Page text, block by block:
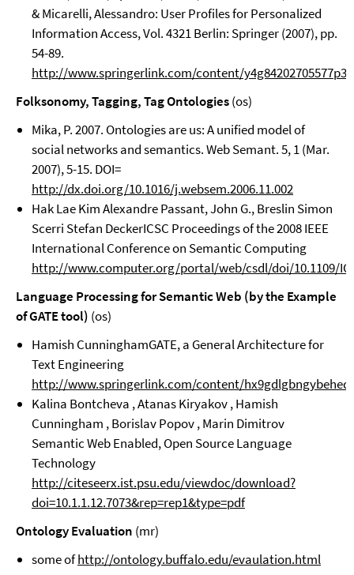
& Micarelli, Alessandro: User Profiles for Personalized
Information Access, Vol. 4321 Berlin: Springer (2007), pp.
54-89.
http://www.springerlink.com/content/
Folksonomy, Tagging, Tag Ontologies(os)
Mika, P. 2007. Ontologies are us: A unified model of
social networks and semantics. Web Semant. 5, 1 (Mar.
2007), 5-15. DOI=
http://dx.doi.org/10.1016/j.websem.2006.11.002
Hak Lae Kim Alexandre Passant, John G., Breslin Simon
Scerri Stefan DeckerICSC Proceedings of the 2008 IEEE
International Conference on Semantic Computing
http://www.computer.org/portal/web/csdl/doi/10.1109/
Language Processing for Semantic Web (by the Example
of GATE tool) (os)
Hamish CunninghamGATE, a General Architecture for
Text Engineering
http://www.springerlink.com/content/
Kalina Bontcheva , Atanas Kiryakov , Hamish
Cunningham , Borislav Popov , Marin Dimitrov
Semantic Web Enabled, Open Source Language
Technology
http://citeseerx.ist.psu.edu/viewdoc/download?
doi=10.1.1.12.7073&rep=rep1&type=pdf
Ontology Evaluation (mr)
some ofhttp://ontology.buffalo.edu/evaulation.html